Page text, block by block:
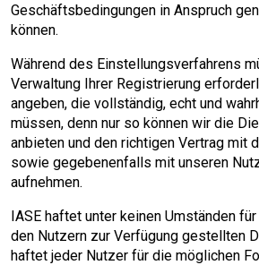
Geschäftsbedingungen in Anspruch
können.
Während des Einstellungsverfahrens
Verwaltung Ihrer Registrierung
angeben, die vollständig, echt und
müssen, denn nur so können wir die
anbieten und den richtigen Vertrag mit
sowie gegebenenfalls mit unseren
aufnehmen.
IASE haftet unter keinen Umständen
den Nutzern zur Verfügung gestellten
haftet jeder Nutzer für die möglichen